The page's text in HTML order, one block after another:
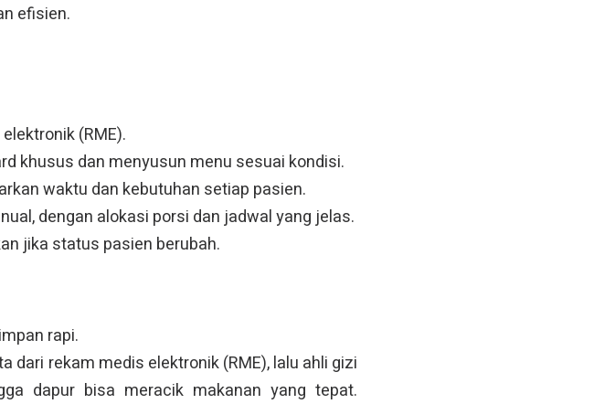
efisien.
(RME).
khusus dan menyusun menu sesuai kondisi.
waktu dan kebutuhan setiap pasien.
dengan alokasi porsi dan jadwal yang jelas.
jika status pasien berubah.
rapi.
rekam medis elektronik (RME), lalu ahli gizi
dapur bisa meracik makanan yang tepat.